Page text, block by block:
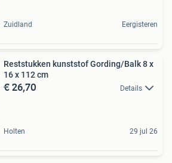
Zuidland Eergisteren
Reststukken kunststof Gording/Balk 8 x
16 x 112 cm
€ 26,70 Details
Holten 29 jul 26